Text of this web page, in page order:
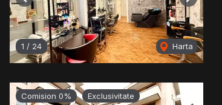
1 / 24 Harta
Previous Next
Comision 0% Exclusivitate